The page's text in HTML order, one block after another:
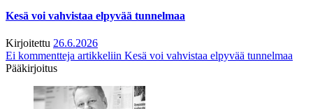
Kesä voi vahvistaa elpyvää tunnelmaa
Kirjoitettu 26.6.2026
Ei kommentteja artikkeliin Kesä voi vahvistaa elpyvää tunnelmaa
Pääkirjoitus